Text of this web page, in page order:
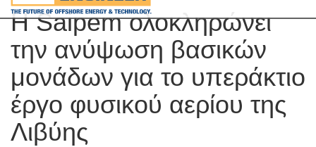
Η Saipem ολοκληρώνει
την ανύψωση βασικών
μονάδων για το υπεράκτιο
έργο φυσικού αερίου της
Λιβύης